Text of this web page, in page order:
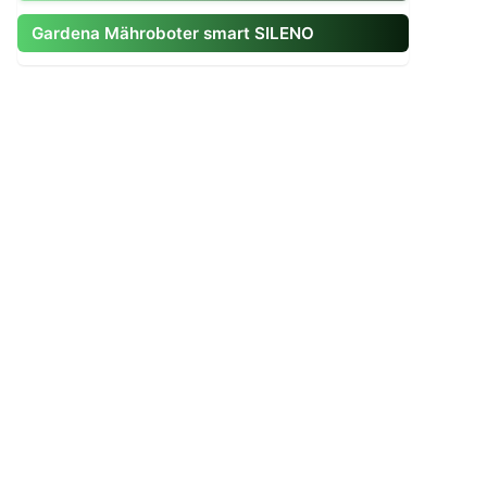
Gardena Mähroboter smart SILENO